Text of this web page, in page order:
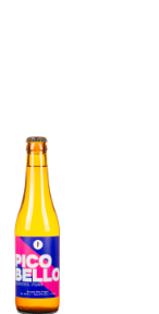
votre